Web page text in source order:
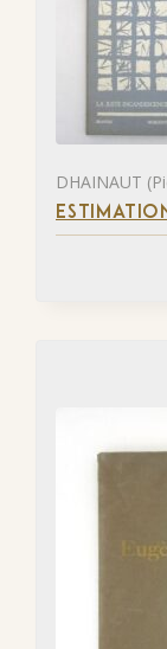
DHAINAUT